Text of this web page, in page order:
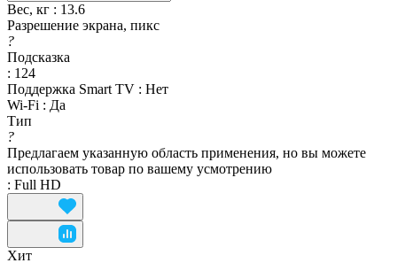
Вес, кг : 13.6
Разрешение экрана, пикс
?
Подсказка
: 124
Поддержка Smart TV : Нет
Wi-Fi : Да
Тип
?
Предлагаем указанную область применения, но вы можете
использовать товар по вашему усмотрению
: Full HD
Хит